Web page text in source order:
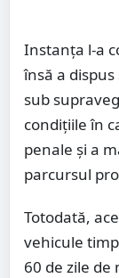
Instanța l-a
însă a
sub
condițiile în
penale și a
parcursul
Totodată,
vehicule
60 de zile